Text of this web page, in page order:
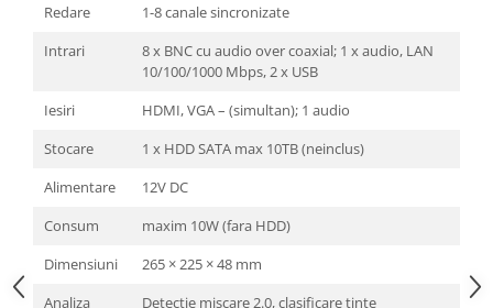
Redare
1-8 canale sincronizate
Intrari
8 x BNC cu audio over coaxial; 1 x audio, LAN
10/100/1000 Mbps, 2 x USB
Iesiri
HDMI, VGA – (simultan); 1 audio
Stocare
1 x HDD SATA max 10TB (neinclus)
Alimentare
12V DC
Consum
maxim 10W (fara HDD)
Dimensiuni
265 × 225 × 48 mm
Analiza
Detectie miscare 2.0, clasificare tinte